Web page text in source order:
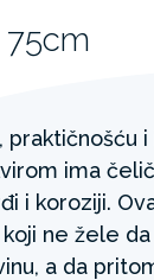
ima
i koroziji.
ne žele
a da